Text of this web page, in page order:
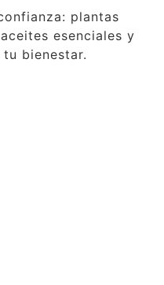
plantas
esenciales y
bienestar.